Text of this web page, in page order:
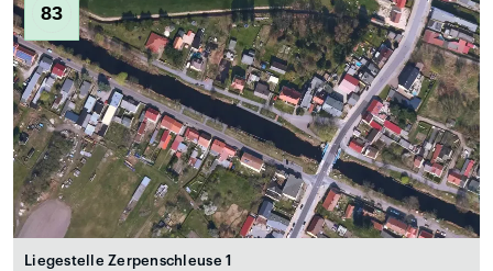
83
Liegestelle Zerpenschleuse 1